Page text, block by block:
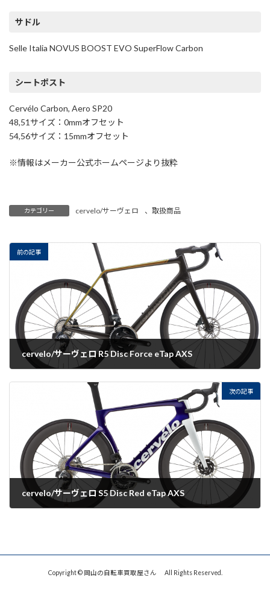
サドル
Selle Italia NOVUS BOOST EVO SuperFlow Carbon
シートポスト
Cervélo Carbon, Aero SP20
48,51サイズ：0mmオフセット
54,56サイズ：15mmオフセット
※情報はメーカー公式ホームページより抜粋
カテゴリー cervelo/サーヴェロ 、 取扱商品
前の記事
cervelo/サーヴェロ R5 Disc Force eTap AXS
次の記事
cervelo/サーヴェロ S5 Disc Red eTap AXS
Copyright © 岡山の自転車買取屋さん All Rights Reserved.